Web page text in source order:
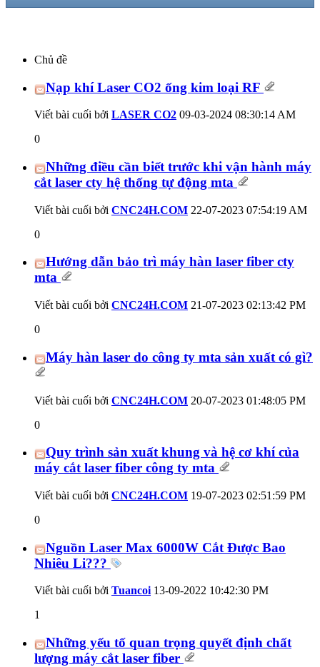
Chủ đề
Nạp khí Laser CO2 ống kim loại RF
Viết bài cuối bởi LASER CO2 09-03-2024 08:30:14 AM
0
Những điều cần biết trước khi vận hành máy
cắt laser cty hệ thống tự động mta
Viết bài cuối bởi CNC24H.COM 22-07-2023 07:54:19 AM
0
Hướng dẫn bảo trì máy hàn laser fiber cty
mta
Viết bài cuối bởi CNC24H.COM 21-07-2023 02:13:42 PM
0
Máy hàn laser do công ty mta sản xuất có gì?
Viết bài cuối bởi CNC24H.COM 20-07-2023 01:48:05 PM
0
Quy trình sản xuất khung và hệ cơ khí của
máy cắt laser fiber công ty mta
Viết bài cuối bởi CNC24H.COM 19-07-2023 02:51:59 PM
0
Nguồn Laser Max 6000W Cắt Được Bao
Nhiêu Li???
Viết bài cuối bởi Tuancoi13-09-2022 10:42:30 PM
1
Những yếu tố quan trọng quyết định chất
lượng máy cắt laser fiber